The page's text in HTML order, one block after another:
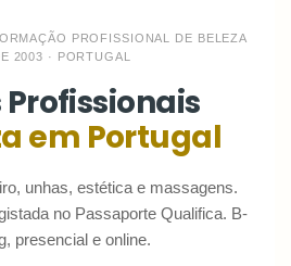
PROFISSIONAL DE BELEZA
2003 · PORTUGAL
Profissionais
em Portugal
unhas, estética e massagens.
no Passaporte Qualifica. B-
presencial e online.